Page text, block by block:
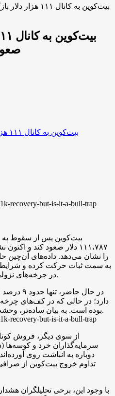
بیت‌کوین به کانال
۱۱۱،۷۸۷ دلار صعود کند و
را نشان می‌دهد. داده‌های آن‌چین
به سمت ثبات حرکت کرده و شرایط
در چرخه‌های نزولی قبلی دیده می‌شد، فاصله دارد.
در حال
دارد؛ در حالی که در کف‌های
بوده است. به بیان ساده‌تر، وحشت شدیدی در بازار دیده نمی‌شود.
از سوی دیگر، فروش
دوباره به انباشت روی
تداوم خروج بیت‌کوین از
با وجود این، برخی تحلیلگران